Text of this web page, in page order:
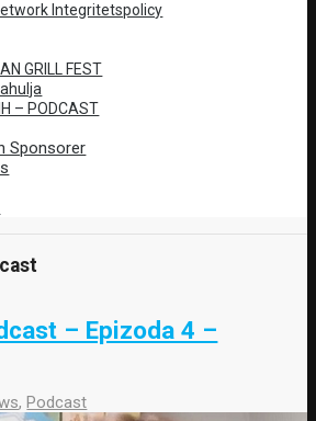
Integritetspolicy
GRILL FEST
– PODCAST
Sponsorer
– Epizoda 4 –
, Podcast